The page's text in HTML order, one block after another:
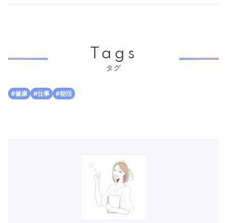
Tags
タグ
#健康 #仕事 #朝活